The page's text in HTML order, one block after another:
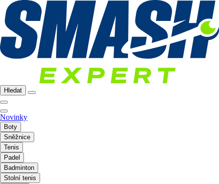
Hledat
Novinky
Boty
Sněžnice
Tenis
Padel
Badminton
Stolní tenis